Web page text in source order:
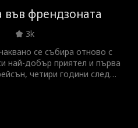
са се срещали преди? Кого
Ема - най-големия си враг
от детството си?
и същевременно да го
Тяхната омраза обаче
в забранено желание —
във възрастта, която
и двамата.
във френдзоната
3k
се събира отново с
най-добър приятел и първа
четири години след